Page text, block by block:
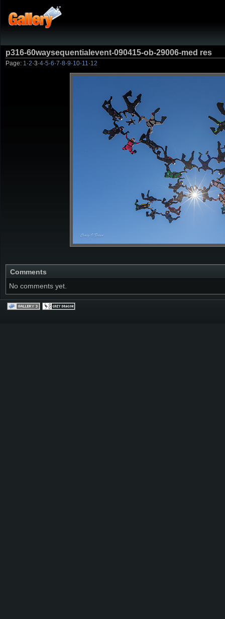
p316-60waysequentialevent-090415-ob-29006-med res
Page: 1 ·2·3·4·5·6·7·8·9·10·11 ·12
Comments
No comments yet.